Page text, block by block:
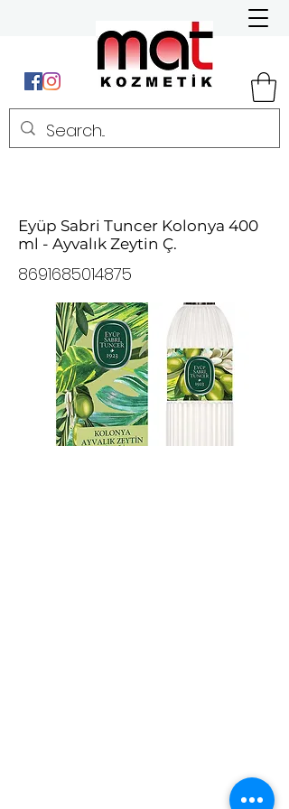
Eyüp Sabri Tuncer Kolonya 400
ml - Ayvalık Zeytin Ç.
8691685014875